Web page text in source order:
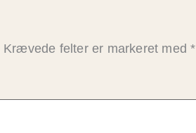
Krævede felter er markeret med*